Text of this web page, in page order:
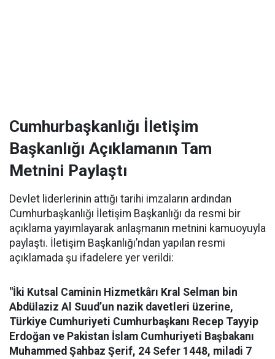
Cumhurbaşkanlığı İletişim
Başkanlığı Açıklamanın Tam
Metnini Paylaştı
Devlet liderlerinin attığı tarihi imzaların ardından
Cumhurbaşkanlığı İletişim Başkanlığı da resmi bir
açıklama yayımlayarak anlaşmanın metnini kamuoyuyla
paylaştı. İletişim Başkanlığı’ndan yapılan resmi
açıklamada şu ifadelere yer verildi:
"İki Kutsal Caminin Hizmetkârı Kral Selman bin
Abdülaziz Al Suud’un nazik davetleri üzerine,
Türkiye Cumhuriyeti Cumhurbaşkanı Recep Tayyip
Erdoğan ve Pakistan İslam Cumhuriyeti Başbakanı
Muhammed Şahbaz Şerif, 24 Sefer 1448, miladi 7